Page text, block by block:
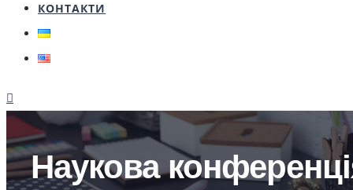
КОНТАКТИ
Наукова